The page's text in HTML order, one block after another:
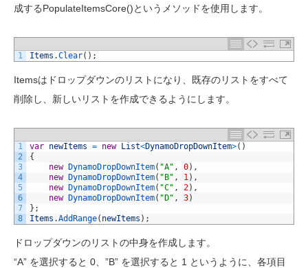
成するPopulateItemsCore()というメソッドを使用します。
1 Items .Clear( ) ;
Itemsはドロップダウンのリストになり、既存のリストをすべて
削除し、新しいリストを作成できるようにします。
1
2
3
4
5
6
7
8
var newItems = new List<DynamoDropDownItem>( )
{
new DynamoDropDownItem( "A" , 0) ,
new DynamoDropDownItem( "B" , 1) ,
new DynamoDropDownItem( "C" , 2) ,
new DynamoDropDownItem( "D" , 3)
} ;
Items .AddRange( newItems ) ;
ドロップダウンのリストの中身を作成します。
“A” を選択すると 0、”B” を選択すると 1 というように、各項目